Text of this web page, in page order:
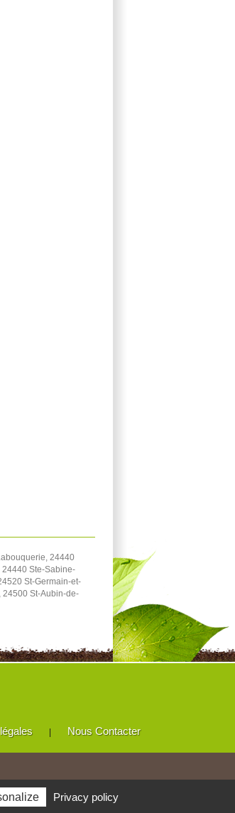
24440
Ste-Sabine-
St-Germain-et-
24500 St-Aubin-de-
| Nous Contacter
Privacy policy